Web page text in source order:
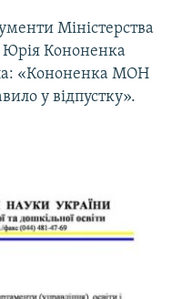
Міністерства
Юрія Кононенка
«Кононенка МОН
у відпустку».